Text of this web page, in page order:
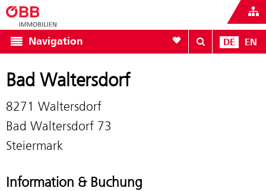
Navigation Zur Favoritenliste
DE EN
Bad Waltersdorf
8271 Waltersdorf
Bad Waltersdorf 73
Steiermark
Information & Buchung